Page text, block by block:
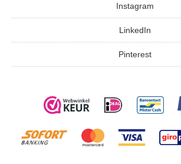
Instagram
LinkedIn
Pinterest